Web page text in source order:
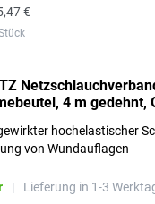
€
4 m gedehnt,
hochelastischer
von Wundauflagen
| Lieferung in 1-3